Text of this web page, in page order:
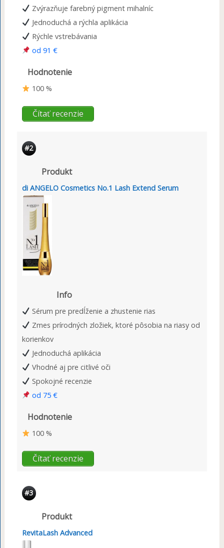
Zvýrazňuje farebný pigment mihalníc
Jednoduchá a rýchla aplikácia
Rýchle vstrebávania
od 91 €
Hodnotenie
100 %
Čítať recenzie
#2
Produkt
di ANGELO Cosmetics No.1 Lash Extend Serum
Info
Sérum pre predĺženie a zhustenie rias
Zmes prírodných zložiek, ktoré pôsobia na riasy od
korienkov
Jednoduchá aplikácia
Vhodné aj pre citlivé oči
Spokojné recenzie
od 75 €
Hodnotenie
100 %
Čítať recenzie
#3
Produkt
RevitaLash Advanced